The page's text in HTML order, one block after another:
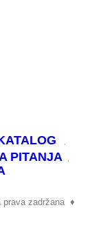
PITANJA
prava zadržana ♦